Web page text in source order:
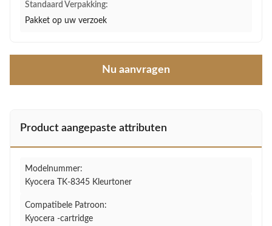
Standaard Verpakking:
Pakket op uw verzoek
Nu aanvragen
Product aangepaste attributen
Modelnummer:
Kyocera TK-8345 Kleurtoner
Compatibele Patroon:
Kyocera -cartridge